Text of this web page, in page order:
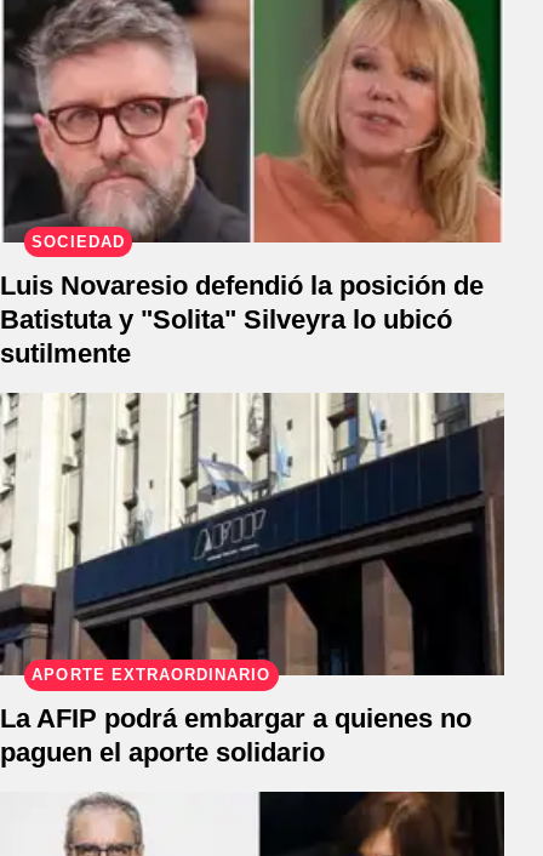
SOCIEDAD
Luis Novaresio defendió la posición de
Batistuta y "Solita" Silveyra lo ubicó
sutilmente
APORTE EXTRAORDINARIO
La AFIP podrá embargar a quienes no
paguen el aporte solidario